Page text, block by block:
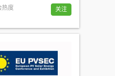
热度 关注